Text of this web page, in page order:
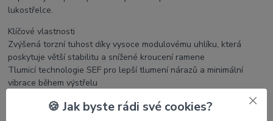
lukostřelce.
Klíčové vlastnosti
Zvýšená torzní tuhost díky vysoce modulovému uhlíku, která
poskytuje větší stabilitu a snížené kroucení ramene
Tlumicí technologie SEF pro lepší tlumení nárazů a minimální
vibrace během výstřelu
konzistenci při různých teplotách
🍪 Jak byste rádi své cookies?